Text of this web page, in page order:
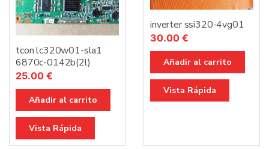
tcon lc320w01-sla1
6870c-0142b(2l)
25.00 €
Añadir al carrito
Vista Rápida
inverter ssi320-4vg01
30.00 €
Añadir al carrito
Vista Rápida